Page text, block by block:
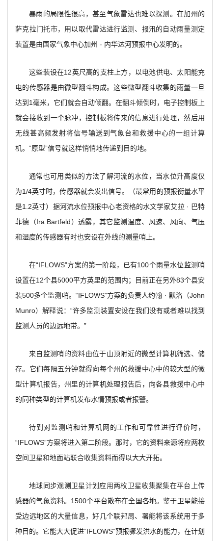
暴雨的局限性很高，甚至气象雷达也难以探测。在加州的
萨克拉门托市，用以取代雷达进行监测、报汛的自动雨量测定
装置是由国家气象中心加州 - 内华达河预报中心发明的。
这些装设在12英尺高的支柱上方，以电池供电、太阳能充
电的传感器是由微型翻斗构成。这些微型翻斗收集的雨量一旦
达到1毫米，它们就会自动倾翻。在翻斗倾倒时，电子控制板上
就会接收到一个脉冲，控制板将传来的信息进行处理，然后用
无线甚高频发射将信号输送到气象台和救援中心的一组计算
机。“原型”信号就这样悄悄地传递到目的地。
通常也可用类似的方法了解河流的水位，当水位升高度仅
为1/4英寸时，传感器就会发出信号。（最常用的预报衡量水平
是1.2英寸）据河流水位预报中心老资格的水文学家艾拉 · 巴特
菲德（Ira Bartfeld）透露，其它监测温度、风速、风向、气压
和湿度的传感器有时也安设在外线的测量哨上。
在“IFLOWS”方案的第一阶段，已有100个雨量水位监测哨
设置在12个县5000平方英里的范围内；目前正在另外83个县安
装500多个监测哨。“IFLOWS”方案的负责人约翰 · 默洛（John
Munro）解释说：“许多监测装置安设在我们没有或者难以找到
监测人员的边远地带。”
来自监测哨的资料由位于山顶附近的微型计算机筛选、储
存。它们每隔五分钟就得向每个州的救援中心中的较大型的微
型计算机报告，州里的计算机处理报告后，向各县救援中心中
的同种类型的计算机发布水情预报或者报警。
待到对监测哨和计算机网的工作和可靠性进行评价时，
“IFLOWS”方案将进入第二阶段。那时，它的资料来源将应两枚
空间卫星和地面站联合收集资料而得以大大开拓。
地球同步观测卫星计划应用两枚卫星收集聚集在平台上传
感器的气象资料。1500个平台散布在全国各地。鉴于卫星能接
受边远地区的大量信息，好几个联邦局、署能将该系统用于多
种目的。它能大大促进“IFLOWS”预报骤发洪水的能力，在计划